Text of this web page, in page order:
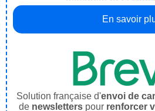
En savoir
Solution française d'envoi de
de newsletters pour renforcer